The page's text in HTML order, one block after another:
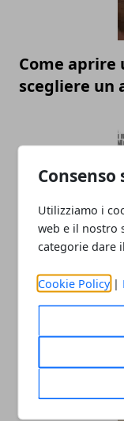
Consenso
Utilizziamo i
web e il nostro
categorie dare
Cookie Policy |
Come aprire
scegliere un
SEO on-
la visibilità